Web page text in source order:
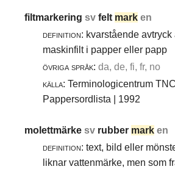
filtmarkeringsvfelt mark en
definition: kvarstående avtryck
maskinfilt i papper eller papp
övriga språk: da, de, fi, fr, no
källa: Terminologicentrum
Pappersordlista | 1992
molettmärkesv rubber mark en
definition: text, bild eller
liknar vattenmärke, men som